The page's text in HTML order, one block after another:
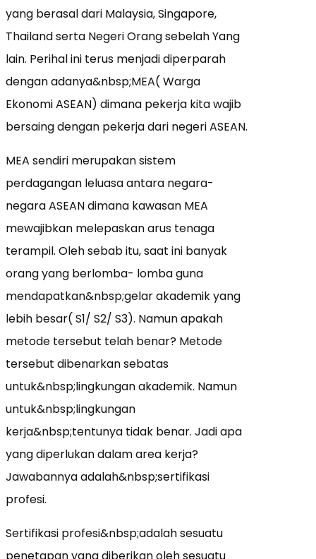
yang berasal dari Malaysia, Singapore,
Thailand serta Negeri Orang sebelah Yang
lain. Perihal ini terus menjadi diperparah
dengan adanya&nbsp;MEA( Warga
Ekonomi ASEAN) dimana pekerja kita wajib
bersaing dengan pekerja dari negeri ASEAN.
MEA sendiri merupakan sistem
perdagangan leluasa antara negara-
negara ASEAN dimana kawasan MEA
mewajibkan melepaskan arus tenaga
terampil. Oleh sebab itu, saat ini banyak
orang yang berlomba- lomba guna
mendapatkan&nbsp;gelar akademik yang
lebih besar( S1/ S2/ S3). Namun apakah
metode tersebut telah benar? Metode
tersebut dibenarkan sebatas
untuk&nbsp;lingkungan akademik. Namun
untuk&nbsp;lingkungan
kerja&nbsp;tentunya tidak benar. Jadi apa
yang diperlukan dalam area kerja?
Jawabannya adalah&nbsp;sertifikasi
profesi.
Sertifikasi profesi&nbsp;adalah sesuatu
penetapan yang diberikan oleh sesuatu